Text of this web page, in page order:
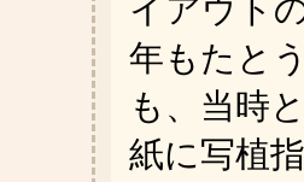
イアウト
年もたと
も、当時
紙に写植